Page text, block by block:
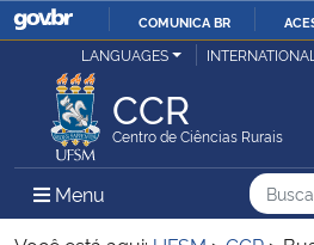
IR
COMUNICA BR
Ministério da Justiça e Segurança Pública
Ministério da Defesa
Ministério das Relações Exteriores
LANGUAGES INTERNATIONAL
CCR
Centro de Ciências Rurais
Menu Menu Principal do Sítio
Busca: